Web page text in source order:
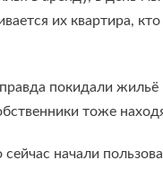
их квартира,
покидали
тоже
начали